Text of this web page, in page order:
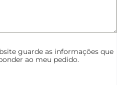
guarde as informações que
ao meu pedido.